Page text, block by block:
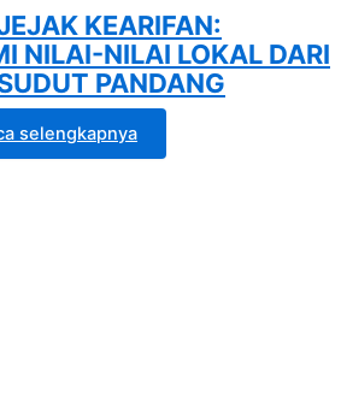
KEARIFAN:
NILAI-NILAI LOKAL DARI
PANDANG
selengkapnya